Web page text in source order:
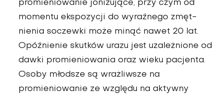
promieniowanie jonizujące, przy czym od
momentu eks­pozycji do wyraźnego zmęt­
nienia soczewki może minąć nawet 20 lat.
Opóźnienie skutków urazu jest uzależ­nione od
dawki promienio­wania oraz wieku pacjenta.
Osoby młodsze są wrażliwsze na
promieniowanie ze wzglę­du na aktywny